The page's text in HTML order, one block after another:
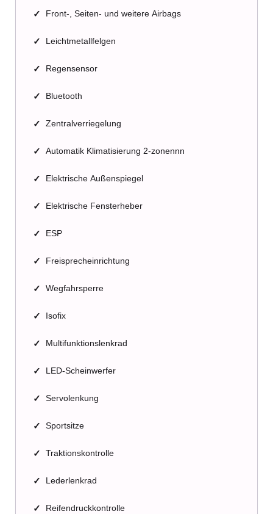
✓ Front-, Seiten- und weitere Airbags
✓ Leichtmetallfelgen
✓ Regensensor
✓ Bluetooth
✓ Zentralverriegelung
✓ Automatik Klimatisierung 2-zonennn
✓ Elektrische Außenspiegel
✓ Elektrische Fensterheber
✓ ESP
✓ Freisprecheinrichtung
✓ Wegfahrsperre
✓ Isofix
✓ Multifunktionslenkrad
✓ LED-Scheinwerfer
✓ Servolenkung
✓ Sportsitze
✓ Traktionskontrolle
✓ Lederlenkrad
✓ Reifendruckkontrolle